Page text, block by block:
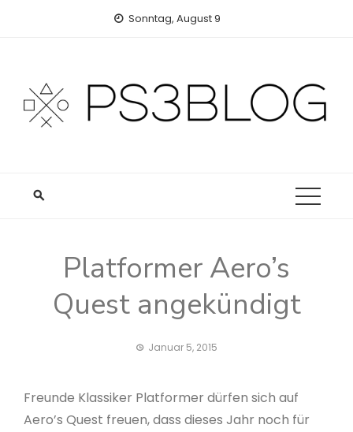
Sonntag, August 9
Platformer Aero’s
Quest angekündigt
Januar 5, 2015
Freunde Klassiker Platformer dürfen sich auf
Aero’s Quest freuen, dass dieses Jahr noch für